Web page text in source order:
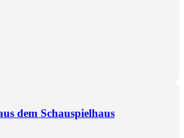
dem Schauspielhaus